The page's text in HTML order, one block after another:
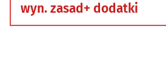
Biawar Produkcja Sp. z o.o. i zadbaj
wyn. zasad+ dodatki